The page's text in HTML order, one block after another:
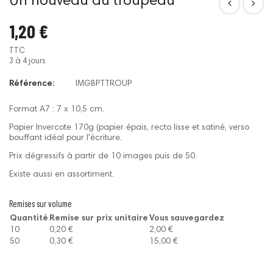
1,20 €
TTC
3 à 4 jours
Référence: IMGBPTTROUP
Format A7 : 7 x 10,5 cm.
Papier Invercote 170g (papier épais, recto lisse et satiné, verso
bouffant idéal pour l'écriture.
Prix dégressifs à partir de 10 images puis de 50.
Existe aussi en assortiment.
Remises sur volume
Quantité Remise sur prix unitaire Vous sauvegardez
10
0,20 €
2,00 €
50
0,30 € 15,00 €